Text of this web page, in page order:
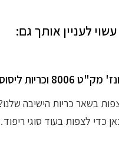
עשוי לעניין אותך גם:
וכריות ליסוס
בשאר כריות הישיבה
כדי לצפות בעוד סוגי